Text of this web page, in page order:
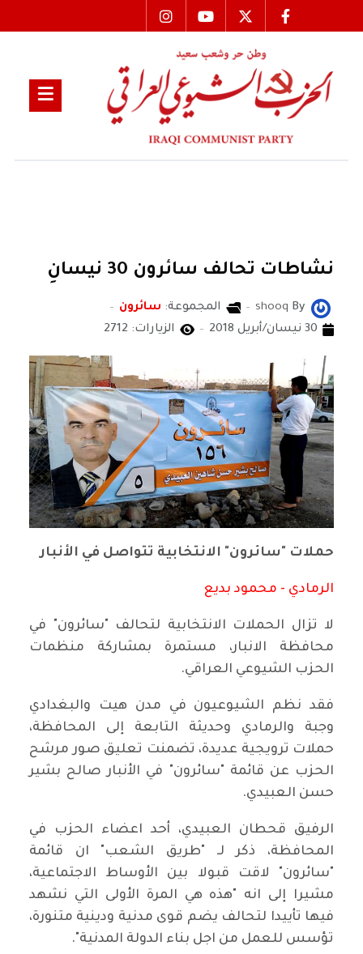
نشاطات تحالف سائرون 30 نيسانِ
By
shooq المجموعة: سائرون
30 نيسان/أبريل 2018
الزيارات: 2712
حملات "سائرون" الانتخابية تتواصل في الأنبار
الرمادي - محمود بديع
لا تزال الحملات الانتخابية لتحالف "سائرون" في
محافظة الانبار، مستمرة بمشاركة منظمات
الحزب الشيوعي العراقي.
فقد نظم الشيوعيون في مدن هيت والبغدادي
وجبة والرمادي وحديثة التابعة إلى المحافظة،
حملات ترويجية عديدة، تضمنت تعليق صور مرشح
الحزب عن قائمة "سائرون" في الأنبار صالح بشير
حسن العبيدي.
الرفيق قحطان العبيدي، أحد اعضاء الحزب في
المحافظة، ذكر لـ "طريق الشعب" ان قائمة
"سائرون" لاقت قبولا بين الأوساط الاجتماعية،
مشيرا إلى انه "هذه هي المرة الأولى التي نشهد
فيها تأييدا لتحالف يضم قوى مدنية ودينية متنورة،
تؤسس للعمل من اجل بناء الدولة المدنية".